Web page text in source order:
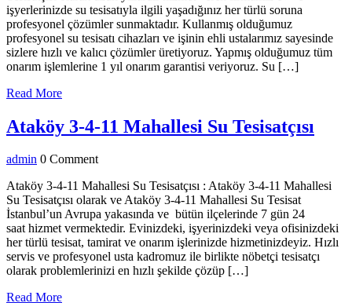
işyerlerinizde su tesisatıyla ilgili yaşadığınız her türlü soruna
profesyonel çözümler sunmaktadır. Kullanmış olduğumuz
profesyonel su tesisatı cihazları ve işinin ehli ustalarımız sayesinde
sizlere hızlı ve kalıcı çözümler üretiyoruz. Yapmış olduğumuz tüm
onarım işlemlerine 1 yıl onarım garantisi veriyoruz. Su […]
Read MoreRead
Ataköy 3-4-11 Mahallesi Su Tesisatçısı
11
Su
admin admin
0 Comment
Ataköy 3-4-11 Mahallesi Su Tesisatçısı : Ataköy 3-4-11 Mahallesi
Su Tesisatçısı olarak ve Ataköy 3-4-11 Mahallesi Su Tesisat
İstanbul’un Avrupa yakasında ve bütün ilçelerinde 7 gün 24
saat hizmet vermektedir. Evinizdeki, işyerinizdeki veya ofisinizdeki
her türlü tesisat, tamirat ve onarım işlerinizde hizmetinizdeyiz. Hızlı
servis ve profesyonel usta kadromuz ile birlikte nöbetçi tesisatçı
olarak problemlerinizi en hızlı şekilde çözüp […]
Read MoreRead